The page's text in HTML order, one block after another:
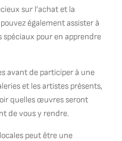
sur l’achat et la
également assister à
pour en apprendre
avant de participer à une
et les artistes présents,
quelles œuvres seront
de vous y rendre.
peut être une